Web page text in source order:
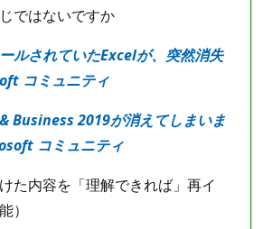
ではないですか
ルされていたExcelが、突然消失
コミュニティ
Business 2019が消えてしまいま
コミュニティ
た内容を「理解できれば」再イ
）